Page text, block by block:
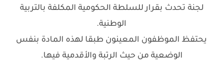
لجنة تحدث بقرار للسلطة الحكومية المكلفة بالتربية
الوطنية.
يحتفظ الموظفون المعينون طبقا لهذه المادة بنفس
الوضعية من حيث الرتبة والأقدمية فيها.